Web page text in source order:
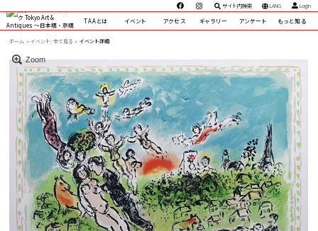
サイト内検索 LANG
Login
TAAとは
イベント アクセス ギャラリー アンケート もっと知る
ホーム イベント:全て見る » イベント詳細
Zoom